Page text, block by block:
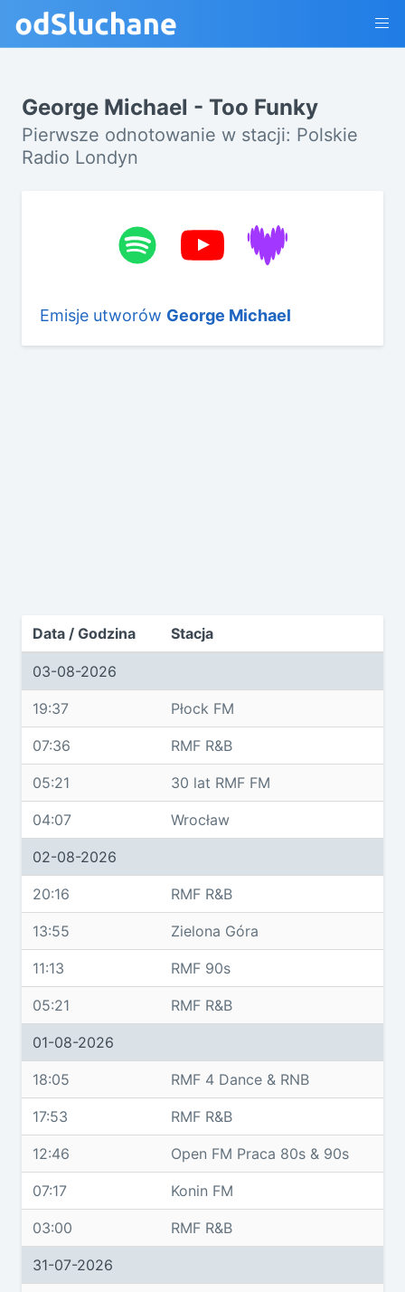
George Michael - Too Funky
Pierwsze odnotowanie w stacji: Polskie
Radio Londyn
Emisje utworów George Michael
Data / Godzina Stacja
03-08-2026
19:37 Płock FM
07:36 RMF R&B
05:21 30 lat RMF FM
04:07 Wrocław
02-08-2026
20:16 RMF R&B
13:55 Zielona Góra
11:13 RMF 90s
05:21 RMF R&B
01-08-2026
18:05 RMF 4 Dance & RNB
17:53 RMF R&B
12:46 Open FM Praca 80s & 90s
07:17 Konin FM
03:00 RMF R&B
31-07-2026